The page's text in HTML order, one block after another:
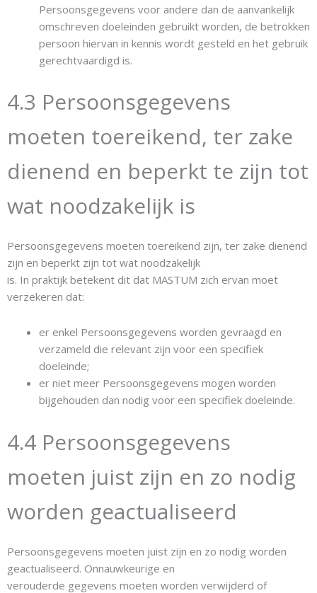
Persoonsgegevens voor andere dan de aanvankelijk
omschreven doeleinden gebruikt worden, de betrokken
persoon hiervan in kennis wordt gesteld en het gebruik
gerechtvaardigd is.
4.3 Persoonsgegevens
moeten toereikend, ter zake
dienend en beperkt te zijn tot
wat noodzakelijk is
Persoonsgegevens moeten toereikend zijn, ter zake dienend
zijn en beperkt zijn tot wat noodzakelijk
is. In praktijk betekent dit dat MASTUM zich ervan moet
verzekeren dat:
er enkel Persoonsgegevens worden gevraagd en
verzameld die relevant zijn voor een specifiek
doeleinde;
er niet meer Persoonsgegevens mogen worden
bijgehouden dan nodig voor een specifiek doeleinde.
4.4 Persoonsgegevens
moeten juist zijn en zo nodig
worden geactualiseerd
Persoonsgegevens moeten juist zijn en zo nodig worden
geactualiseerd. Onnauwkeurige en
verouderde gegevens moeten worden verwijderd of